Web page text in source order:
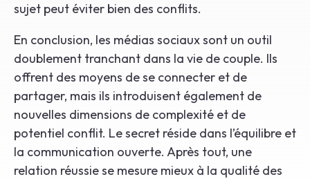
sujet peut éviter bien des conflits.
En conclusion, les médias sociaux sont un outil
doublement tranchant dans la vie de couple. Ils
offrent des moyens de se connecter et de
partager, mais ils introduisent également de
nouvelles dimensions de complexité et de
potentiel conflit. Le secret réside dans l’équilibre et
la communication ouverte. Après tout, une
relation réussie se mesure mieux à la qualité des